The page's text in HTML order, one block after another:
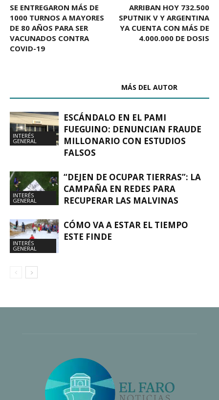
SE ENTREGARON MÁS DE
1000 TURNOS A MAYORES
DE 80 AÑOS PARA SER
VACUNADOS CONTRA
COVID-19
ARRIBAN HOY 732.500
SPUTNIK V Y ARGENTINA
YA CUENTA CON MÁS DE
4.000.000 DE DOSIS
MÁS DEL AUTOR
INTERÉS
GENERAL
ESCÁNDALO EN EL PAMI
FUEGUINO: DENUNCIAN FRAUDE
MILLONARIO CON ESTUDIOS
FALSOS
INTERÉS
GENERAL
“DEJEN DE OCUPAR TIERRAS”: LA
CAMPAÑA EN REDES PARA
RECUPERAR LAS MALVINAS
INTERÉS
GENERAL
CÓMO VA A ESTAR EL TIEMPO
ESTE FINDE